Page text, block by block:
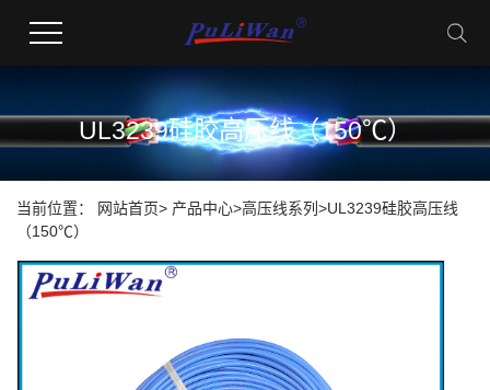
UL3239硅胶高压线（150℃）
当前位置： 网站首页> 产品中心>高压线系列 >UL3239硅胶高压线
（150℃）